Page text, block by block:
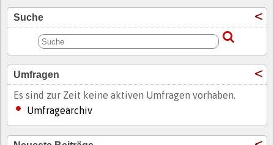
Suche
Umfragen
Es sind zur Zeit keine aktiven Umfragen vorhaben.
Umfragearchiv